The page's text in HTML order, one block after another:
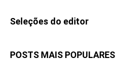
Seleções do editor
POSTS MAIS POPULARES